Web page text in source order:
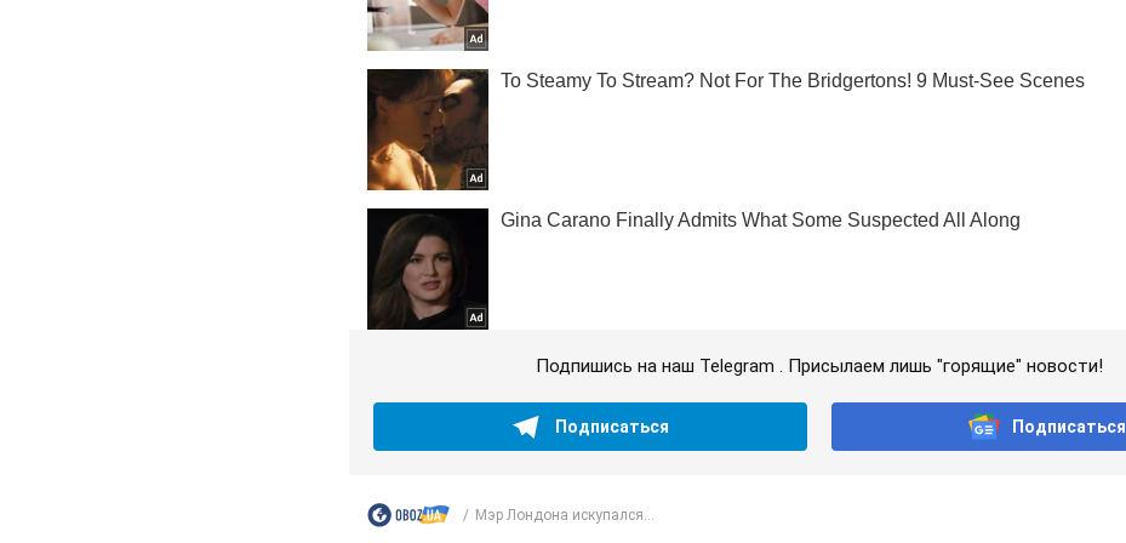
Подпишись на наш Telegram . Присылаем лишь "горящие" новости!
Подписаться Подписаться
Мэр Лондона искупался...